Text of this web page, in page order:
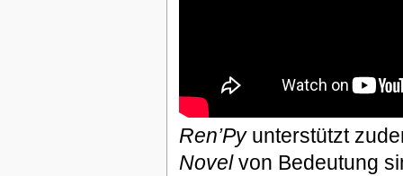
Ren’Pyunterstützt
Novelvon Bedeutung